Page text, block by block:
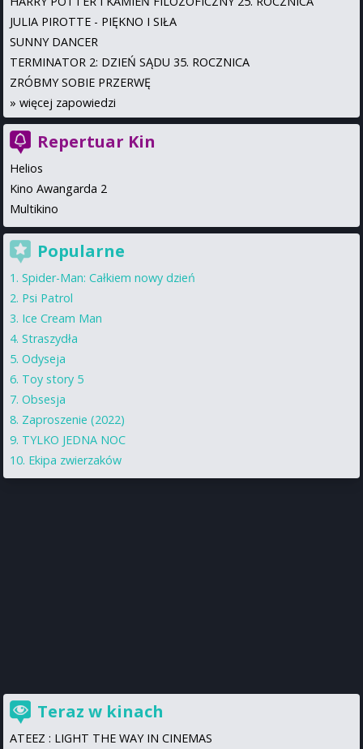
JULIA PIROTTE - PIĘKNO I SIŁA
SUNNY DANCER
TERMINATOR 2: DZIEŃ SĄDU 35. ROCZNICA
ZRÓBMY SOBIE PRZERWĘ
» więcej zapowiedzi
Repertuar Kin
Helios
Kino Awangarda 2
Multikino
Popularne
Spider-Man: Całkiem nowy dzień
Psi Patrol
Ice Cream Man
Straszydła
Odyseja
Toy story 5
Obsesja
Zaproszenie (2022)
TYLKO JEDNA NOC
Ekipa zwierzaków
Teraz w kinach
ATEEZ : LIGHT THE WAY IN CINEMAS